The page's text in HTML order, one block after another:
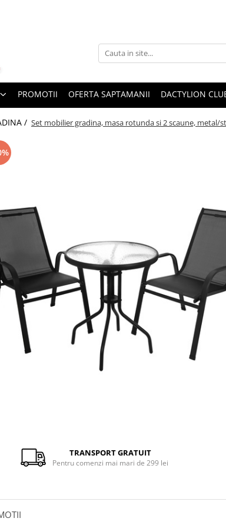
PROMOTII OFERTA SAPTAMANII DACTYLION
/ Set mobilier gradina, masa rotunda si 2 scaune, metal/
Facebook
TRANSPORT GRATUIT
Pentru comenzi mai mari de 299 lei